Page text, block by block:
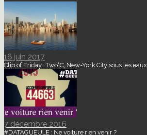
16 juin 2017
Clip of Friday : Two°C, New-York City sous les eaux.
7 décembre 2016
#DATAGUEULE : Ne voiture rien venir ?